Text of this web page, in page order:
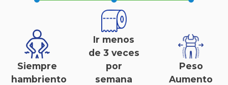
Siempre
hambriento
Ir menos
de 3 veces
por
semana
Peso
Aumento